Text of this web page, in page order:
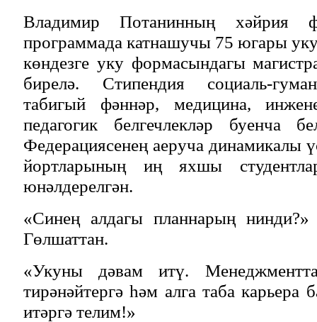
Владимир Потанинның хәйрия
программада катнашучы 75 югары
көндезге уку формасындагы
бирелә. Стипендия социаль-
табигый фәннәр, медицина,
педагогик белгечлекләр буенча
Федерациясенең аеруча динамикалы
йортларының иң яхшы
юнәлдерелгән.
«Синең алдагы планнарың
Гөлшаттан.
«Укуны дәвам итү.
тирәнәйтергә һәм алга таба карьера
итәргә телим!»